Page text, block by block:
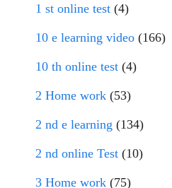
1 st online test (4)
10 e learning video (166)
10 th online test (4)
2 Home work (53)
2 nd e learning (134)
2 nd online Test (10)
3 Home work (75)